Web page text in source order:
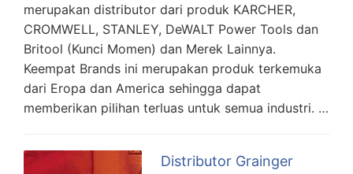
merupakan distributor dari produk KARCHER,
CROMWELL, STANLEY, DeWALT Power Tools dan
Britool (Kunci Momen) dan Merek Lainnya.
Keempat Brands ini merupakan produk terkemuka
dari Eropa dan America sehingga dapat
memberikan pilihan terluas untuk semua industri. …
Distributor Grainger